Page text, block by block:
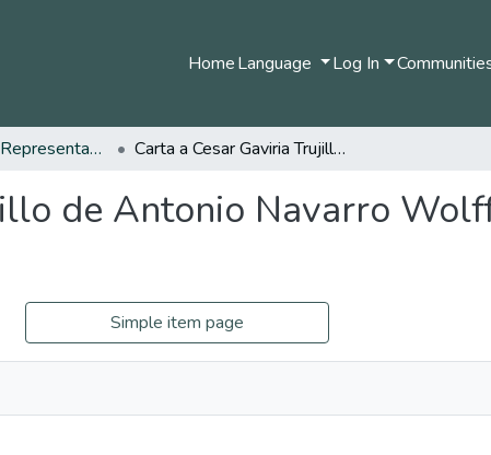
HomeLanguage Log In
Organismo de Representantes Constituyente Carta a Cesar Gaviria Trujillo de Antonio Navarro Wolff - 24 de Julio de 1990
de Antonio Navarro
Simple item page